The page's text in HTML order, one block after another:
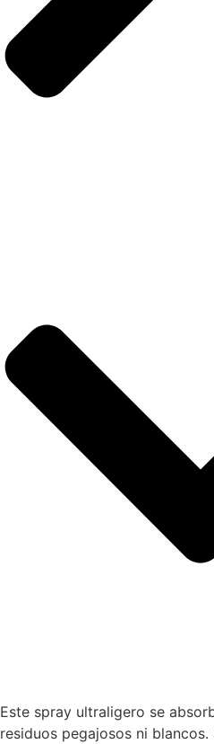
Este spray ultraligero se
residuos pegajosos ni